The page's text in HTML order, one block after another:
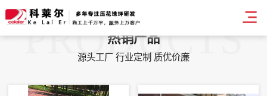
PRODUCTS
热销产品
源头工厂 行业定制 质优价廉